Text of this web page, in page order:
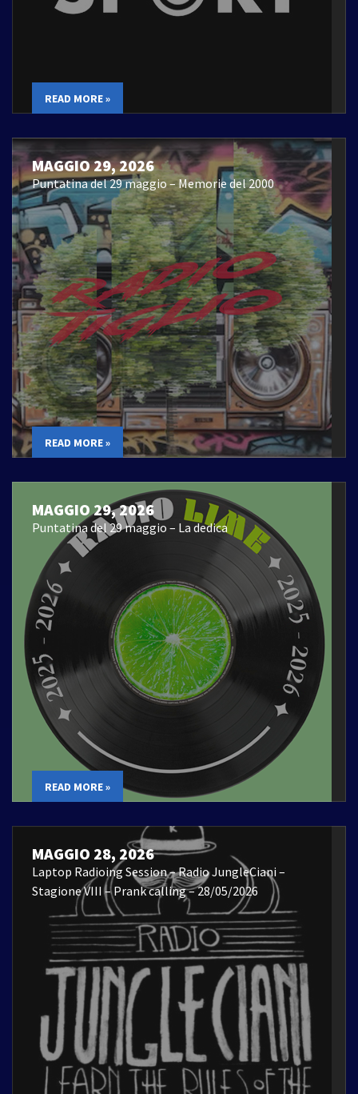
READ MORE »
MAGGIO 29, 2026
Puntatina del 29 maggio – Memorie del 2000
READ MORE »
MAGGIO 29, 2026
Puntatina del 29 maggio – La dedica
READ MORE »
MAGGIO 28, 2026
Laptop Radioing Session – Radio JungleCiani –
Stagione VIII – Prank calling – 28/05/2026